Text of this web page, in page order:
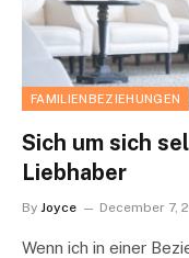
FAMILIENBEZIEHUNGEN
Sich um sich
Liebhaber
By Joyce December 7,
Wenn ich in einer